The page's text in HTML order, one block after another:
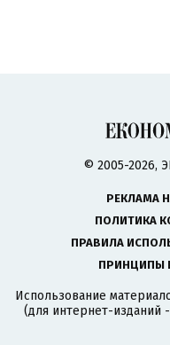
© 2005-2026,
РЕКЛАМА
ПОЛИТИКА
ПРАВИЛА
ПРИНЦИПЫ
Использование
(для интернет-изданий